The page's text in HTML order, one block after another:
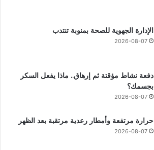
الإدارة الجهوية للصحة بمنوبة تنتدب
2026-08-07
دفعة نشاط مؤقتة ثم إرهاق.. ماذا يفعل السكر
بجسمك؟
2026-08-07
حرارة مرتفعة وأمطار رعدية مرتقبة بعد الظهر
2026-08-07